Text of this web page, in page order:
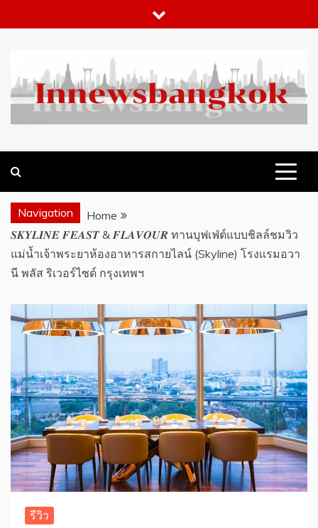
to
Navigation
Home
𝑺𝑲𝒀𝑳𝑰𝑵𝑬 𝑭𝑬𝑨𝑺𝑻 & 𝑭𝑳𝑨𝑽𝑶𝑼𝑹 ทานบุฟเฟ่ต์แบบชิลล์ชมวิว
แม่น้ำเจ้าพระยาห้องอาหารสกายไลน์ (Skyline) โรงแรมอวา
นี พลัส ริเวอร์ไซด์ กรุงเทพฯ
รีวิว